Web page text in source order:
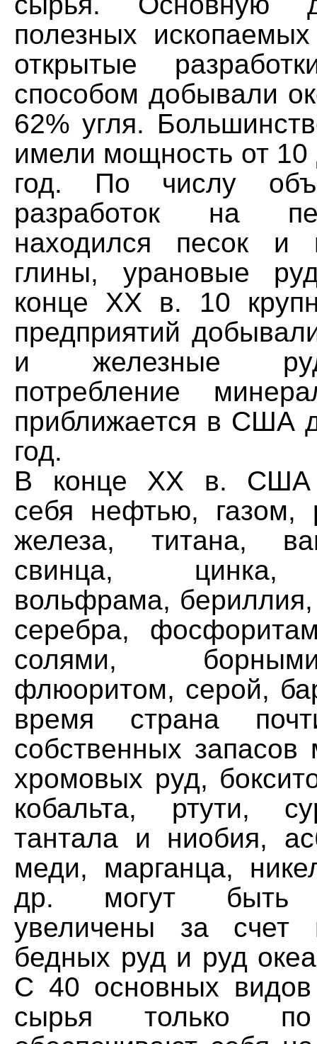
полезных
открытые
способом добывали
62% угля.
имели мощность от 10
год. По числу
разработок на
находился песок и
глины, урановые
конце XX в. 10
предприятий
и железные
потребление
приближается в США
год.
В конце XX в. США
себя нефтью, газом,
железа, титана,
свинца, цинка,
вольфрама, бериллия,
серебра,
солями,
флюоритом, серой,
время страна
собственных запасов
хромовых руд,
кобальта, ртути,
тантала и ниобия,
меди, марганца,
др. могут быть
увеличены за счет
бедных руд и руд
С 40 основных видов
сырья только